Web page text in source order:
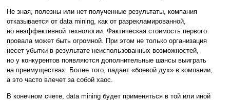
Не зная, полезны или нет полученные результаты, компания
отказывается от data mining, как от разрекламированной,
но неэффективной технологии. Фактическая стоимость первого
провала может быть огромной. При этом не только организация
несет убытки в результате неиспользованных возможностей,
но у конкурентов появляются дополнительные шансы выиграть
на преимуществах. Более того, падает «боевой дух» в компании,
а это часто влечет за собой хаос.
В конечном счете, data mining будет применяться в той или иной